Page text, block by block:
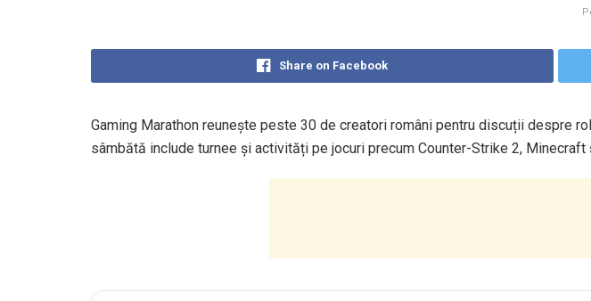
Share on Facebook
Gaming Marathon reunește peste 30 de creatori români pentru discuții despre
sâmbătă include turnee și activități pe jocuri precum Counter-Strike 2, Minecraft